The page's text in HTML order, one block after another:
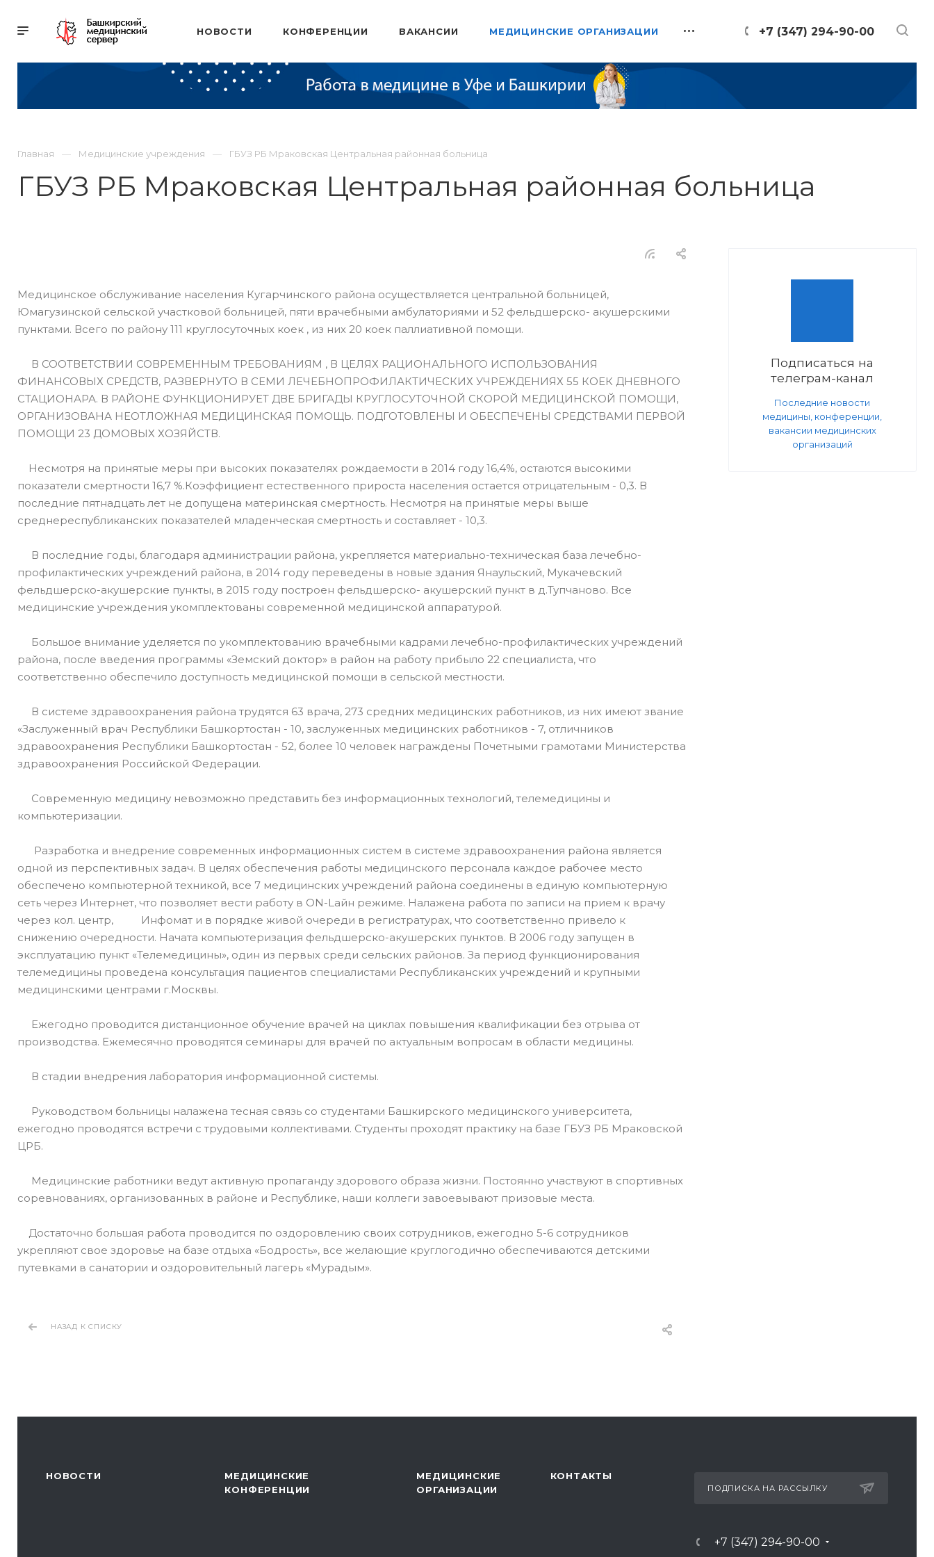
+7 (347) 294-90-00
НОВОСТИ КОНФЕРЕНЦИИ ВАКАНСИИ МЕДИЦИНСКИЕ ОРГАНИЗАЦИИ
Главная Медицинские учреждения ГБУЗ РБ Мраковская Центральная районная больница
ГБУЗ РБ Мраковская Центральная районная больница
Медицинское обслуживание населения Кугарчинского района осуществляется центральной больницей,
Юмагузинской сельской участковой больницей, пяти врачебными амбулаториями и 52 фельдшерско- акушерскими
пунктами. Всего по району 111 круглосуточных коек , из них 20 коек паллиативной помощи.
В СООТВЕТСТВИИ СОВРЕМЕННЫМ ТРЕБОВАНИЯМ , В ЦЕЛЯХ РАЦИОНАЛЬНОГО ИСПОЛЬЗОВАНИЯ
ФИНАНСОВЫХ СРЕДСТВ, РАЗВЕРНУТО В СЕМИ ЛЕЧЕБНО­ПРОФИЛАКТИЧЕСКИХ УЧРЕЖДЕНИЯХ 55 КОЕК ДНЕВНОГО
СТАЦИОНАРА. В РАЙОНЕ ФУНКЦИОНИРУЕТ ДВЕ БРИГАДЫ КРУГЛОСУТОЧНОЙ СКОРОЙ МЕДИЦИНСКОЙ ПОМОЩИ,
ОРГАНИЗОВАНА НЕОТЛОЖНАЯ МЕДИЦИНСКАЯ ПОМОЩЬ. ПОДГОТОВЛЕНЫ И ОБЕСПЕЧЕНЫ СРЕДСТВАМИ ПЕРВОЙ
ПОМОЩИ 23 ДОМОВЫХ ХОЗЯЙСТВ.
Несмотря на принятые меры при высоких показателях рождаемости в 2014 году 16,4%, остаются высокими
показатели смертности 16,7 %.Коэффициент естественного прироста населения остается отрицательным - 0,3. В
последние пятнадцать лет не допущена материнская смертность. Несмотря на принятые меры выше
среднереспубликанских показателей младенческая смертность и составляет - 10,3.
В последние годы, благодаря администрации района, укрепляется материально-техническая база лечебно-
профилактических учреждений района, в 2014 году переведены в новые здания Янаульский, Мукачевский
фельдшерско-акушерские пункты, в 2015 году построен фельдшерско- акушерский пункт в д.Тупчаново. Все
медицинские учреждения укомплектованы современной медицинской аппаратурой.
Большое внимание уделяется по укомплектованию врачебными кадрами лечебно-профилактических учреждений
района, после введения программы «Земский доктор» в район на работу прибыло 22 специалиста, что
соответственно обеспечило доступность медицинской помощи в сельской местности.
В системе здравоохранения района трудятся 63 врача, 273 средних медицинских работников, из них имеют звание
«Заслуженный врач Республики Башкортостан - 10, заслуженных медицинских работников - 7, отличников
здравоохранения Республики Башкортостан - 52, более 10 человек награждены Почетными грамотами Министерства
здравоохранения Российской Федерации.
Современную медицину невозможно представить без информационных технологий, телемедицины и
компьютеризации.
Разработка и внедрение современных информационных систем в системе здравоохранения района является
одной из перспективных задач. В целях обеспечения работы медицинского персонала каждое рабочее место
обеспечено компьютерной техникой, все 7 медицинских учреждений района соединены в единую компьютерную
сеть через Интернет, что позволяет вести работу в ON-Lайн режиме. Налажена работа по записи на прием к врачу
через кол. центр, Инфомат и в порядке живой очереди в регистратурах, что соответственно привело к
снижению очередности. Начата компьютеризация фельдшерско-акушерских пунктов. В 2006 году запущен в
эксплуатацию пункт «Телемедицины», один из первых среди сельских районов. За период функционирования
телемедицины проведена консультация пациентов специалистами Республиканских учреждений и крупными
медицинскими центрами г.Москвы.
Ежегодно проводится дистанционное обучение врачей на циклах повышения квалификации без отрыва от
производства. Ежемесячно проводятся семинары для врачей по актуальным вопросам в области медицины.
В стадии внедрения лаборатория информационной системы.
Руководством больницы налажена тесная связь со студентами Башкирского медицинского университета,
ежегодно проводятся встречи с трудовыми коллективами. Студенты проходят практику на базе ГБУЗ РБ Мраковской
ЦРБ.
Медицинские работники ведут активную пропаганду здорового образа жизни. Постоянно участвуют в спортивных
соревнованиях, организованных в районе и Республике, наши коллеги завоевывают призовые места.
Достаточно большая работа проводится по оздоровлению своих сотрудников, ежегодно 5-6 сотрудников
укрепляют свое здоровье на базе отдыха «Бодрость», все желающие круглогодично обеспечиваются детскими
путевками в санатории и оздоровительный лагерь «Мурадым».
Подписаться на
телеграм-канал
Последние новости
медицины, конференции,
вакансии медицинских
организаций
НАЗАД К СПИСКУ
НОВОСТИ
МЕДИЦИНСКИЕ
КОНФЕРЕНЦИИ
МЕДИЦИНСКИЕ
ОРГАНИЗАЦИИ
КОНТАКТЫ
ПОДПИСКА НА РАССЫЛКУ
+7 (347) 294-90-00